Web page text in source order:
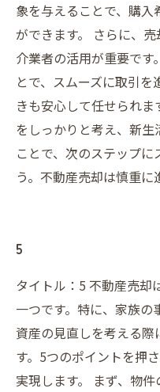
象を与えることで、購入
ができます。 さらに、
介業者の活用が重要です
とで、スムーズに取引
きも安心して任せられ
をしっかりと考え、新
ことで、次のステップ
う。不動産売却は慎重に
5
タイトル：5 不動産売却
一つです。特に、家族の
資産の見直しを考える
す。5つのポイントを押
実現します。 まず、物